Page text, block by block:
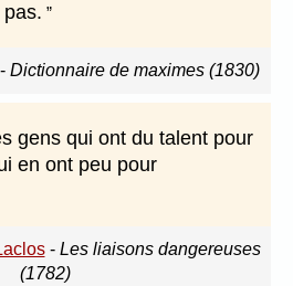
Dictionnaire de maximes (1830)
gens qui ont du talent pour
en ont peu pour
- Les liaisons dangereuses
(1782)